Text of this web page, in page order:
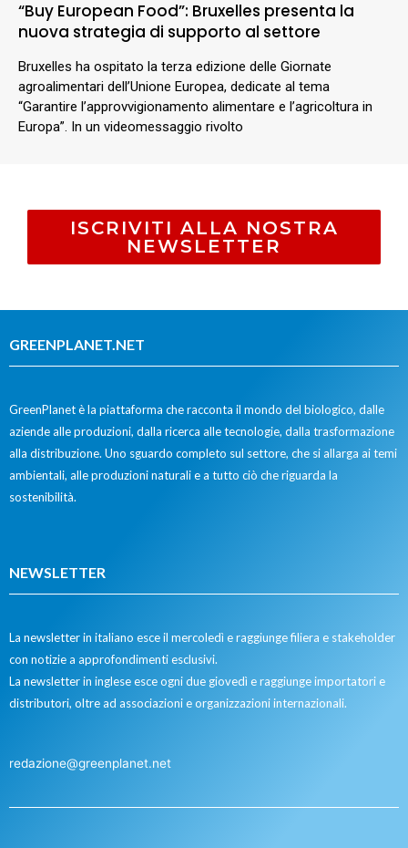
“Buy European Food”: Bruxelles presenta la
nuova strategia di supporto al settore
Bruxelles ha ospitato la terza edizione delle Giornate
agroalimentari dell’Unione Europea, dedicate al tema
“Garantire l’approvvigionamento alimentare e l’agricoltura in
Europa”. In un videomessaggio rivolto
ISCRIVITI ALLA NOSTRA
NEWSLETTER
GREENPLANET.NET
GreenPlanet è la piattaforma che racconta il mondo del biologico, dalle
aziende alle produzioni, dalla ricerca alle tecnologie, dalla trasformazione
alla distribuzione. Uno sguardo completo sul settore, che si allarga ai temi
ambientali, alle produzioni naturali e a tutto ciò che riguarda la
sostenibilità.
NEWSLETTER
La newsletter in italiano esce il mercoledì e raggiunge filiera e stakeholder
con notizie a approfondimenti esclusivi.
La newsletter in inglese esce ogni due giovedì e raggiunge importatori e
distributori, oltre ad associazioni e organizzazioni internazionali.
redazione@greenplanet.net